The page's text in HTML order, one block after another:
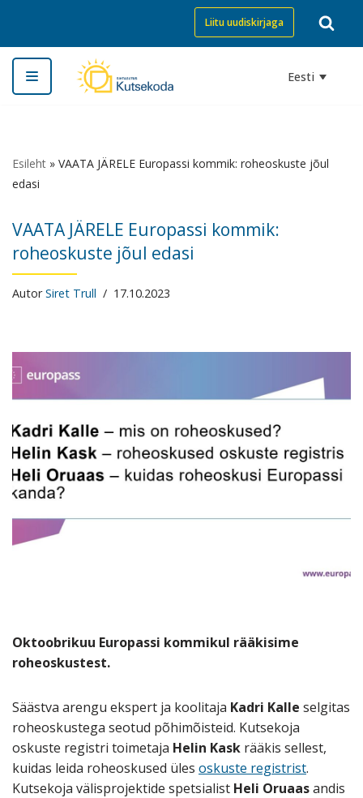
Skip
to
content
Liitu uudiskirjaga
Eesti
Esileht » VAATA JÄRELE Europassi kommik: roheoskuste jõul
edasi
VAATA JÄRELE Europassi kommik:
roheoskuste jõul edasi
AutorSiret Trull 17.10.2023
Oktoobrikuu Europassi kommikul rääkisime
roheoskustest.
Säästva arengu ekspert ja koolitaja Kadri Kalle selgitas
roheoskustega seotud põhimõisteid. Kutsekoja
oskuste registri toimetaja Helin Kask rääkis sellest,
kuidas leida roheoskused üles oskuste registrist.
Kutsekoja välisprojektide spetsialist Heli Oruaasandis